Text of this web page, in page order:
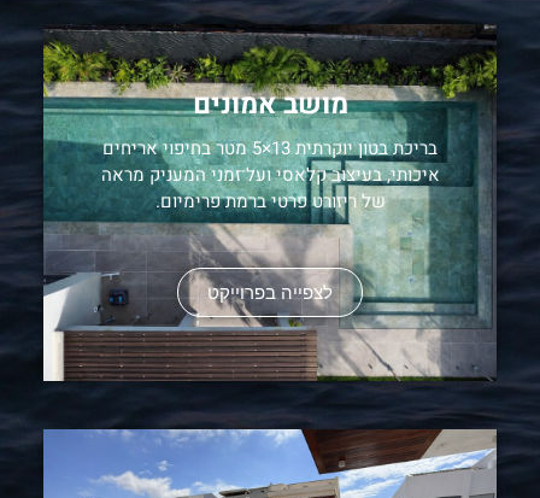
מושב אמונים
בריכת בטון יוקרתית 13×5 מטר בחיפוי אריחים
איכותי, בעיצוב קלאסי ועל־זמני המעניק מראה
של ריזורט פרטי ברמת פרימיום.
לצפייה בפרוייקט